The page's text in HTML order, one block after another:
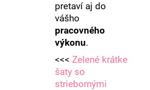
pretaví aj do
vášho
pracovného
výkonu.
<<< Zelené krátke
šaty so
striebornými